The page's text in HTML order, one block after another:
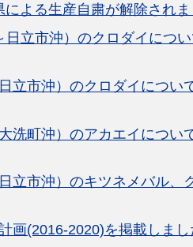
よる生産自粛が解除されま
日立市沖）のクロダイにつ
立市沖）のクロダイについ
洗町沖）のアカエイについ
立市沖）のキツネメバル、
画(2016-2020)を掲載しまし